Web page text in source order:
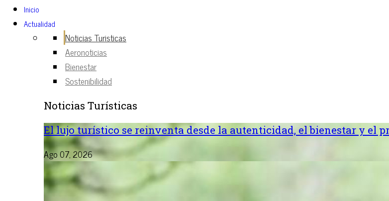
Inicio
Actualidad
Noticias Turisticas
Aeronoticias
Bienestar
Sostenibilidad
Noticias Turísticas
El lujo turístico se reinventa desde la autenticidad, el bienestar y el
Ago 07, 2026